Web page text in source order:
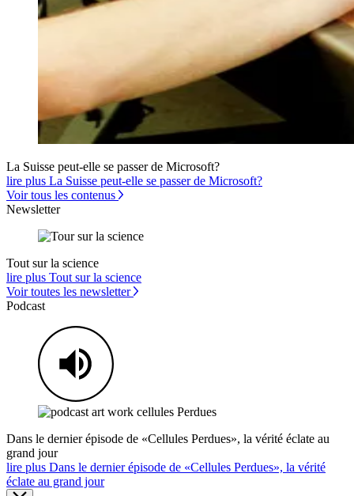
La Suisse peut-elle se passer de Microsoft?
lire plus La Suisse peut-elle se passer de Microsoft?
Voir tous les contenus
Newsletter
Tout sur la science
lire plus Tout sur la science
Voir toutes les newsletter
Podcast
Dans le dernier épisode de «Cellules Perdues», la vérité éclate au
grand jour
lire plus Dans le dernier épisode de «Cellules Perdues», la vérité
éclate au grand jour